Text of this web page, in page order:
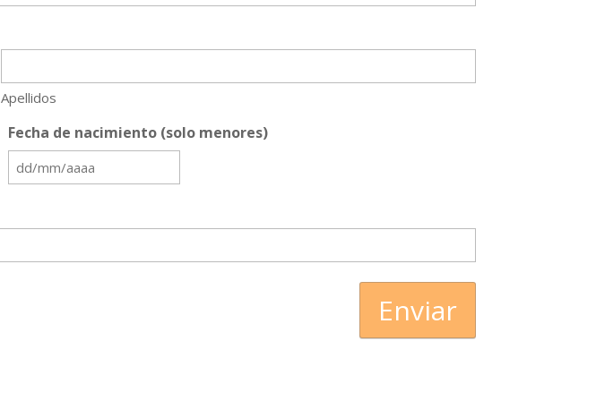
Apellidos
Fecha de nacimiento (solo menores)
DD
AAAA